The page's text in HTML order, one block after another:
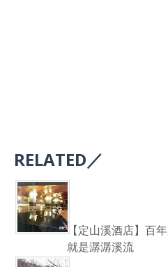
RELATED／
【定山溪酒店】百
就是潺潺溪流